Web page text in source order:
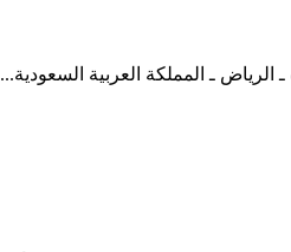
الرياض ـ المملكة العربية السعودية...